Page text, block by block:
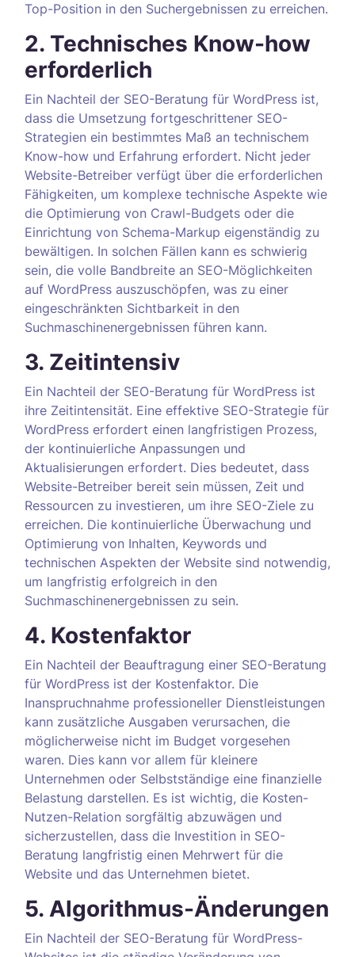
Top-Position in den Suchergebnissen zu erreichen.
2. Technisches Know-how
erforderlich
Ein Nachteil der SEO-Beratung für WordPress ist,
dass die Umsetzung fortgeschrittener SEO-
Strategien ein bestimmtes Maß an technischem
Know-how und Erfahrung erfordert. Nicht jeder
Website-Betreiber verfügt über die erforderlichen
Fähigkeiten, um komplexe technische Aspekte wie
die Optimierung von Crawl-Budgets oder die
Einrichtung von Schema-Markup eigenständig zu
bewältigen. In solchen Fällen kann es schwierig
sein, die volle Bandbreite an SEO-Möglichkeiten
auf WordPress auszuschöpfen, was zu einer
eingeschränkten Sichtbarkeit in den
Suchmaschinenergebnissen führen kann.
3. Zeitintensiv
Ein Nachteil der SEO-Beratung für WordPress ist
ihre Zeitintensität. Eine effektive SEO-Strategie für
WordPress erfordert einen langfristigen Prozess,
der kontinuierliche Anpassungen und
Aktualisierungen erfordert. Dies bedeutet, dass
Website-Betreiber bereit sein müssen, Zeit und
Ressourcen zu investieren, um ihre SEO-Ziele zu
erreichen. Die kontinuierliche Überwachung und
Optimierung von Inhalten, Keywords und
technischen Aspekten der Website sind notwendig,
um langfristig erfolgreich in den
Suchmaschinenergebnissen zu sein.
4. Kostenfaktor
Ein Nachteil der Beauftragung einer SEO-Beratung
für WordPress ist der Kostenfaktor. Die
Inanspruchnahme professioneller Dienstleistungen
kann zusätzliche Ausgaben verursachen, die
möglicherweise nicht im Budget vorgesehen
waren. Dies kann vor allem für kleinere
Unternehmen oder Selbstständige eine finanzielle
Belastung darstellen. Es ist wichtig, die Kosten-
Nutzen-Relation sorgfältig abzuwägen und
sicherzustellen, dass die Investition in SEO-
Beratung langfristig einen Mehrwert für die
Website und das Unternehmen bietet.
5. Algorithmus-Änderungen
Ein Nachteil der SEO-Beratung für WordPress-